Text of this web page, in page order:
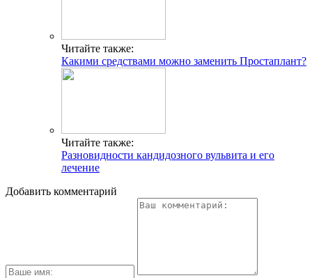
Читайте также:
Какими средствами можно заменить Простаплант?
Читайте также:
Разновидности кандидозного вульвита и его
лечение
Добавить комментарий